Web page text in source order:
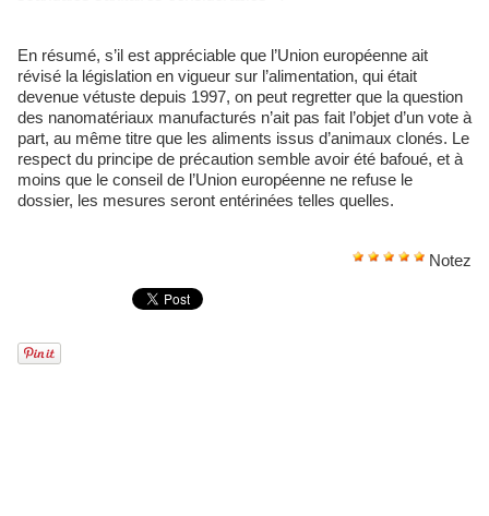
En résumé, s’il est appréciable que l’Union européenne ait
révisé la législation en vigueur sur l’alimentation, qui était
devenue vétuste depuis 1997, on peut regretter que la question
des nanomatériaux manufacturés n’ait pas fait l’objet d’un vote à
part, au même titre que les aliments issus d’animaux clonés. Le
respect du principe de précaution semble avoir été bafoué, et à
moins que le conseil de l’Union européenne ne refuse le
dossier, les mesures seront entérinées telles quelles.
Notez